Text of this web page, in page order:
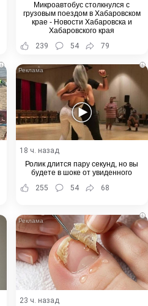
Микроавтобус столкнулся с
грузовым поездом в Хабаровском
крае - Новости Хабаровска и
Хабаровского края
239
54 79
i i
18 ч. назад
Ролик длится пару секунд, но вы
будете в шоке от увиденного
255
54 68
i
23 ч. назад